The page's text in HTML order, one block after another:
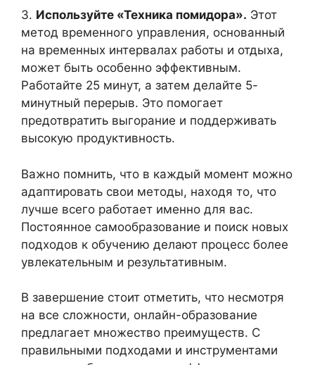
3. Используйте «Техника помидора». Этот
метод временного управления, основанный
на временных интервалах работы и отдыха,
может быть особенно эффективным.
Работайте 25 минут, а затем делайте 5-
минутный перерыв. Это помогает
предотвратить выгорание и поддерживать
высокую продуктивность.
Важно помнить, что в каждый момент можно
адаптировать свои методы, находя то, что
лучше всего работает именно для вас.
Постоянное самообразование и поиск новых
подходов к обучению делают процесс более
увлекательным и результативным.
В завершение стоит отметить, что несмотря
на все сложности, онлайн-образование
предлагает множество преимуществ. С
правильными подходами и инструментами